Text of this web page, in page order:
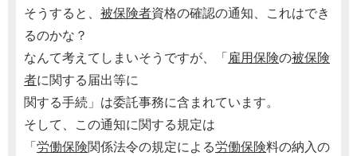
そうすると、 被保険者資格の確認の通知、これはでき
るのかな？
なんて考えてしまいそうですが、「雇用保険の被保険
者に関する届出等に
関する手続」は委託事務に含まれています。
そして、この通知に関する規定は
「労働保険関係法令の規定による労働保険料の納入の